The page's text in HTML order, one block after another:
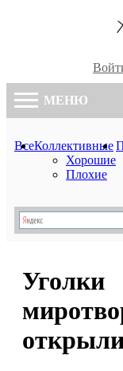
МЕНЮ
ВсеКоллективные
Хорошие
Плохие
Уголки